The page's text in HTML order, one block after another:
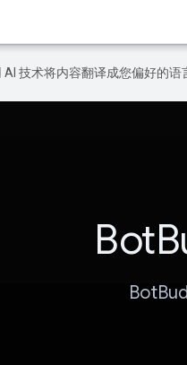
AI 技术将内容翻译成您偏好的语